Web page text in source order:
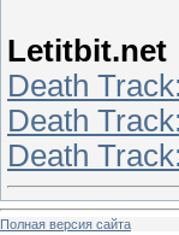
Letitbit.net
Death
Death
Death
Полная версия сайта